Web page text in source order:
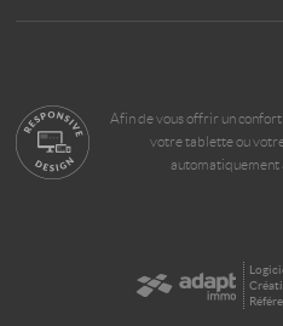
Afin de vous offrir un
votre tablette ou
automatiquement